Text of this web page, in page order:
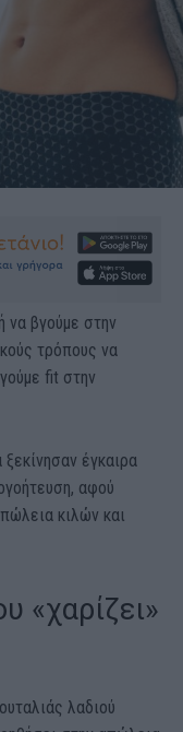
να βγούμε στην
τρόπους να
fit στην
έγκαιρα
αφού
κιλών και
«χαρίζει»
λαδιού